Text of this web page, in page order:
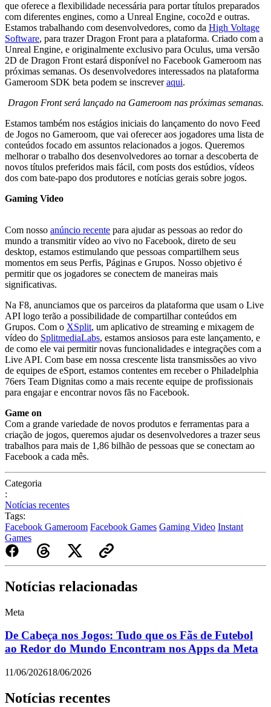
que oferece a flexibilidade necessária para portar títulos preparados
com diferentes engines, como a Unreal Engine, coco2d e outras.
Estamos trabalhando com desenvolvedores, como da High Voltage
Software, para trazer Dragon Front para a plataforma. Criado com a
Unreal Engine, e originalmente exclusivo para Oculus, uma versão
2D de Dragon Front estará disponível no Facebook Gameroom nas
próximas semanas. Os desenvolvedores interessados na plataforma
Gameroom SDK beta podem se inscreveraqui.
Dragon Front será lançado na Gameroom nas próximas semanas.
Estamos também nos estágios iniciais do lançamento do novo Feed
de Jogos no Gameroom, que vai oferecer aos jogadores uma lista de
conteúdos focado em assuntos relacionados a jogos. Queremos
melhorar o trabalho dos desenvolvedores ao tornar a descoberta de
novos títulos preferidos mais fácil, com posts dos estúdios, vídeos
dos com bate-papo dos produtores e notícias gerais sobre jogos.
Gaming Video
Com nosso anúncio recente para ajudar as pessoas ao redor do
mundo a transmitir vídeo ao vivo no Facebook, direto de seu
desktop, estamos estimulando que pessoas compartilhem seus
momentos em seus Perfis, Páginas e Grupos. Nosso objetivo é
permitir que os jogadores se conectem de maneiras mais
significativas.
Na F8, anunciamos que os parceiros da plataforma que usam o Live
API logo terão a possibilidade de compartilhar conteúdos em
Grupos. Com o XSplit, um aplicativo de streaming e mixagem de
vídeo do SplitmediaLabs, estamos ansiosos para este lançamento, e
de como ele vai permitir novas funcionalidades e integrações com a
Live API. Com base em nossa crescente lista transmissões ao vivo
de equipes de eSport, estamos contentes em receber o Philadelphia
76ers Team Dignitas como a mais recente equipe de profissionais
para engajar e encontrar novos fãs no Facebook.
Game on
Com a grande variedade de novos produtos e ferramentas para a
criação de jogos, queremos ajudar os desenvolvedores a trazer seus
trabalhos para mais de 1,86 bilhão de pessoas que se conectam ao
Facebook a cada mês.
Categoria
:
Notícias recentes
Tags:
Facebook Gameroom Facebook Games Gaming Video Instant
Games
Notícias relacionadas
Meta
De Cabeça nos Jogos: Tudo que os Fãs de Futebol
ao Redor do Mundo Encontram nos Apps da Meta
11/06/202618/06/2026
Notícias recentes